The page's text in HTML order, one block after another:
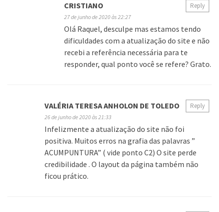
CRISTIANO
27 de junho de 2020 às 22:27
Olá Raquel, desculpe mas estamos tendo
dificuldades com a atualização do site e não
recebi a referência necessária para te
responder, qual ponto você se refere? Grato.
Reply
VALÉRIA TERESA ANHOLON DE TOLEDO
26 de junho de 2020 às 21:33
Infelizmente a atualização do site não foi
positiva. Muitos erros na grafia das palavras ”
ACUMPUNTURA” ( vide ponto C2) O site perde
credibilidade . O layout da página também não
ficou prático.
Reply